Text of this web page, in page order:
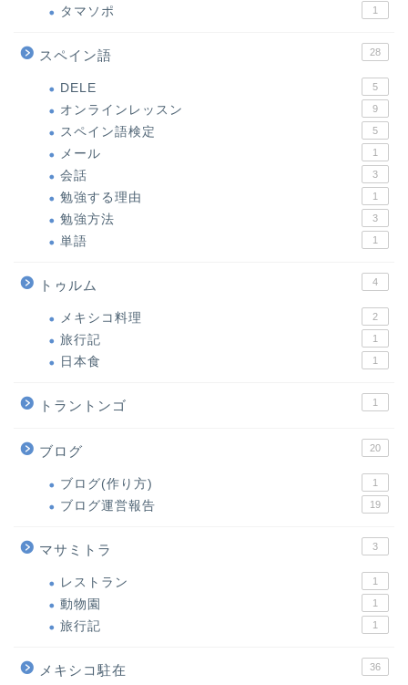
タマソポ 1
スペイン語 28
DELE 5
オンラインレッスン 9
スペイン語検定 5
メール 1
会話 3
勉強する理由 1
勉強方法 3
単語 1
トゥルム 4
メキシコ料理 2
旅行記 1
日本食 1
トラントンゴ 1
ブログ 20
ブログ(作り方) 1
ブログ運営報告 19
マサミトラ 3
レストラン 1
動物園 1
旅行記 1
メキシコ駐在 36